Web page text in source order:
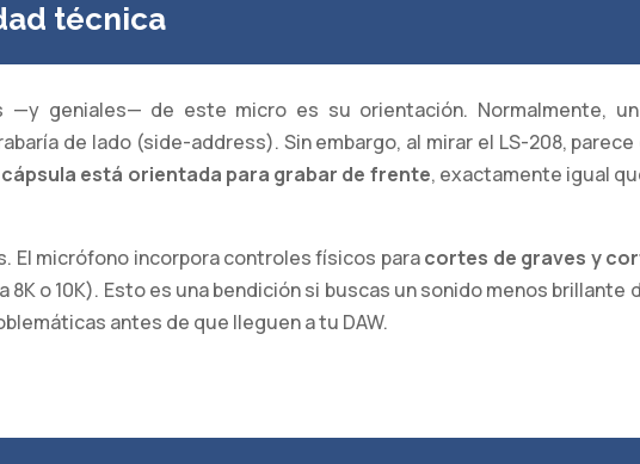
técnica
—y geniales— de este micro es su orientación. Normalmente,
de lado (side-address). Sin embargo, al mirar el LS-208,
cápsula está orientada para grabar de frente, exactamente igual
El micrófono incorpora controles físicos paracortes de graves y
o 10K). Esto es una bendición si buscas un sonido menos brillante
antes de que lleguen a tu DAW.